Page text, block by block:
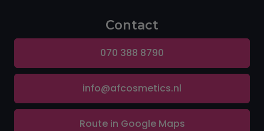
Contact
070 388 8790
info@afcosmetics.nl
Route in Google Maps